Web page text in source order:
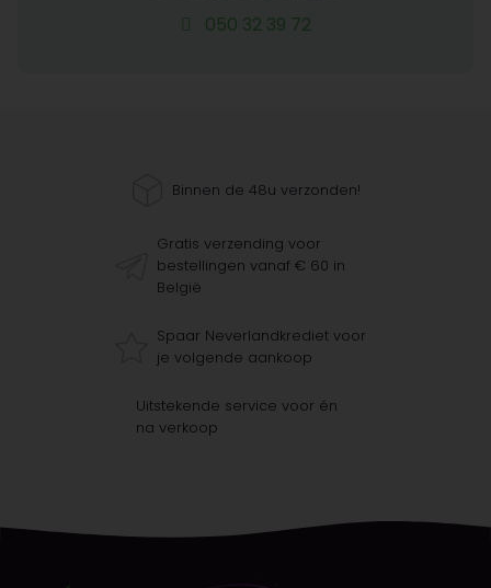
050 32 39 72
Binnen de 48u verzonden!
Gratis verzending voor
bestellingen vanaf € 60 in
België
Spaar Neverlandkrediet voor
je volgende aankoop
Uitstekende service voor én
na verkoop